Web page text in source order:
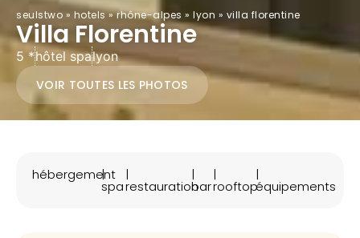
seulstwo » hotels»rhône-alpes » lyon » villa florentine
Villa Florentine
5 *hôtel spalyon
VOIR TOUTES LES PHOTOS
hébergement
|
spa
|
restauration
|
bar
|
rooftop
|
équipements